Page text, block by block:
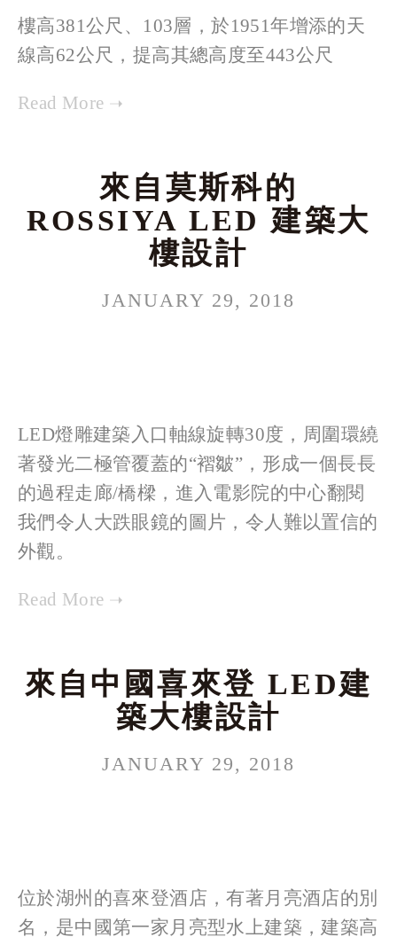
樓高381公尺、103層，於1951年增添的天
線高62公尺，提高其總高度至443公尺
來自莫斯科的
ROSSIYA LED 建築大
樓設計
JANUARY 29, 2018
LED燈雕建築入口軸線旋轉30度，周圍環繞
著發光二極管覆蓋的“褶皺”，形成一個長長
的過程走廊/橋樑，進入電影院的中心翻閱
我們令人大跌眼鏡的圖片，令人難以置信的
外觀。
來自中國喜來登 LED建
築大樓設計
JANUARY 29, 2018
位於湖州的喜來登酒店，有著月亮酒店的別
名，是中國第一家月亮型水上建築，建築高